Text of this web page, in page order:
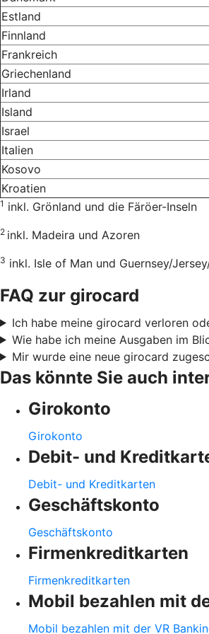
Estland
Finnland
Frankreich
Griechenland
Irland
Island
Israel
Italien
Kosovo
Kroatien
1 inkl. Grönland und die Färöer-Inseln
2 inkl. Madeira und Azoren
3 inkl. Isle of Man und Guernsey/
FAQ zur girocard
Ich habe meine girocard verloren
Wie habe ich meine Ausgaben im
Mir wurde eine neue girocard
Das könnte Sie auch
Girokonto
Girokonto
Debit- und
Debit- und Kreditkarten
Geschäftskonto
Geschäftskonto
Firmenkreditkarten
Firmenkreditkarten
Mobil bezahlen mit
Mobil bezahlen mit der VR